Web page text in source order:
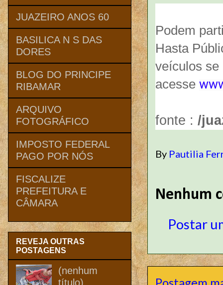
Podem
Hasta
veículos se
acesse
fonte : /
By Pautilia
Nenhum
Postar
JUAZEIRO ANOS 60
BASILICA N S DAS
DORES
BLOG DO PRINCIPE
RIBAMAR
ARQUIVO
FOTOGRÁFICO
IMPOSTO FEDERAL
PAGO POR NÓS
FISCALIZE
PREFEITURA E
CÂMARA
REVEJA OUTRAS
POSTAGENS
(nenhum
título)